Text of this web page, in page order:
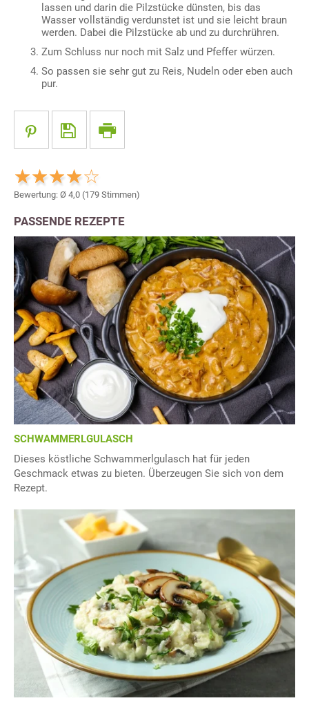
lassen und darin die Pilzstücke dünsten, bis das
Wasser vollständig verdunstet ist und sie leicht braun
werden. Dabei die Pilzstücke ab und zu durchrühren.
Zum Schluss nur noch mit Salz und Pfeffer würzen.
So passen sie sehr gut zu Reis, Nudeln oder eben auch
pur.
Bewertung: Ø 4,0 (179 Stimmen)
PASSENDE REZEPTE
SCHWAMMERLGULASCH
Dieses köstliche Schwammerlgulasch hat für jeden
Geschmack etwas zu bieten. Überzeugen Sie sich von dem
Rezept.